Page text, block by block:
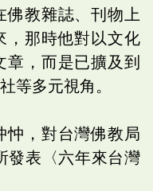
佛教雜誌、刊物上
，那時他對以文化
，而是已擴及到
等多元視角。
忡，對台灣佛教局
發表〈六年來台灣